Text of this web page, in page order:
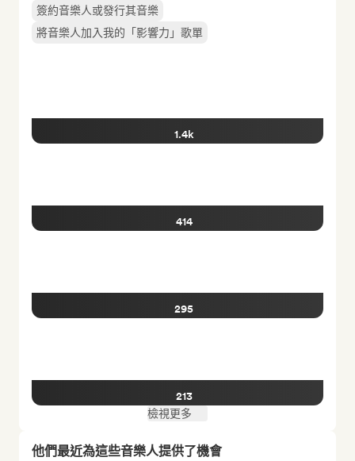
簽約音樂人或發行其音樂
將音樂人加入我的「影響力」歌單
1.4k
414
295
213
檢視更多
他們最近為這些音樂人提供了機會